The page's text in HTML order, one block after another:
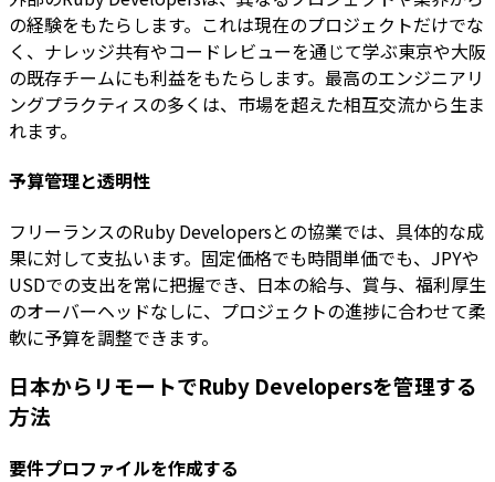
の経験をもたらします。これは現在のプロジェクトだけでな
く、ナレッジ共有やコードレビューを通じて学ぶ東京や大阪
の既存チームにも利益をもたらします。最高のエンジニアリ
ングプラクティスの多くは、市場を超えた相互交流から生ま
れます。
予算管理と透明性
フリーランスのRuby Developersとの協業では、具体的な成
果に対して支払います。固定価格でも時間単価でも、JPYや
USDでの支出を常に把握でき、日本の給与、賞与、福利厚生
のオーバーヘッドなしに、プロジェクトの進捗に合わせて柔
軟に予算を調整できます。
日本からリモートでRuby Developersを管理する
方法
要件プロファイルを作成する